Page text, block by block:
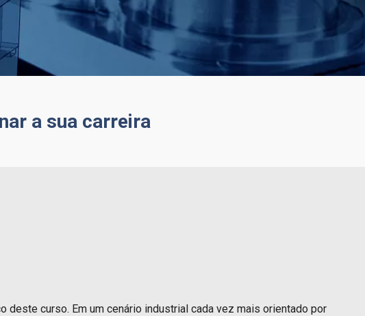
a sua carreira
curso. Em um cenário industrial cada vez mais orientado por